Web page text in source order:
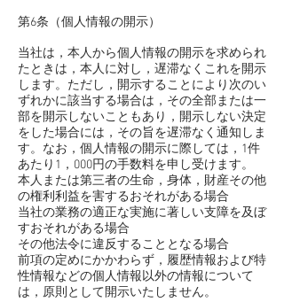
第6条（個人情報の開示）
当社は，本人から個人情報の開示を求められ
たときは，本人に対し，遅滞なくこれを開示
します。ただし，開示することにより次のい
ずれかに該当する場合は，その全部または一
部を開示しないこともあり，開示しない決定
をした場合には，その旨を遅滞なく通知しま
す。なお，個人情報の開示に際しては，1件
あたり1，000円の手数料を申し受けます。
本人または第三者の生命，身体，財産その他
の権利利益を害するおそれがある場合
当社の業務の適正な実施に著しい支障を及ぼ
すおそれがある場合
その他法令に違反することとなる場合
前項の定めにかかわらず，履歴情報および特
性情報などの個人情報以外の情報について
は，原則として開示いたしません。